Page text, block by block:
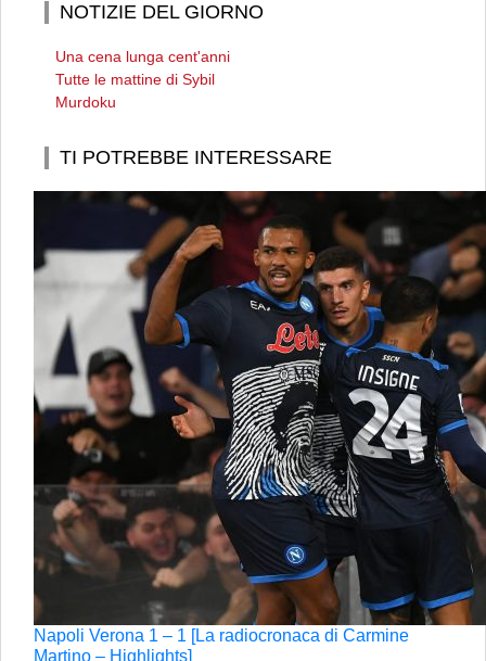
NOTIZIE DEL GIORNO
Una cena lunga cent'anni
Tutte le mattine di Sybil
Murdoku
TI POTREBBE INTERESSARE
Napoli Verona 1 – 1 [La radiocronaca di Carmine
Martino – Highlights]